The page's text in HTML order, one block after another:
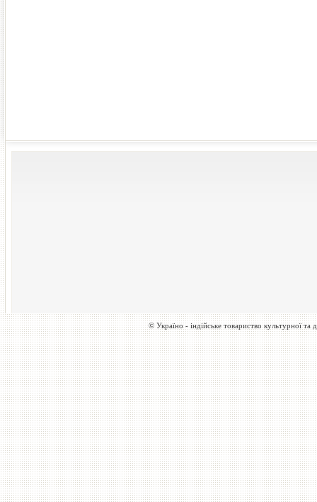
© Україно - індійське товариство культурної та